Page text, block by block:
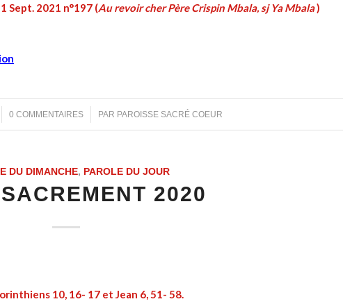
Sept. 2021 n°197 (Au revoir cher Père Crispin Mbala, sj Ya Mbala)
0 COMMENTAIRES
/ PAR PAROISSE SACRÉ COEUR
DU DIMANCHE, PAROLE DU JOUR
2020
10, 16- 17 et Jean 6, 51- 58.